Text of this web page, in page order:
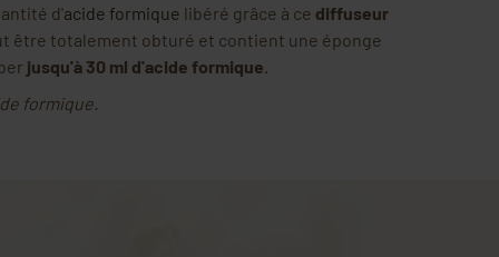
d'acide formique libéré grâce à ce diffuseur
être totalement obturé et contient une éponge
jusqu'à 30 ml d'acide formique
formique.